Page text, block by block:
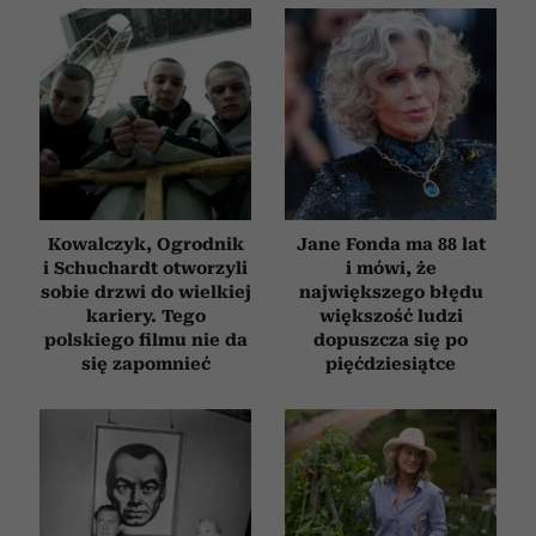
analizować ruch w naszej witrynie. Informacje o tym, jak
korzystasz z naszej witryny, udostępniamy partnerom
społecznościowym, reklamowym i analitycznym.
Partnerzy mogą połączyć te informacje z innymi danymi
otrzymanymi od Ciebie lub uzyskanymi podczas
korzystania z ich usług.
Kowalczyk, Ogrodnik
i Schuchardt otworzyli
sobie drzwi do wielkiej
kariery. Tego
polskiego filmu nie da
się zapomnieć
Jane Fonda ma 88 lat
i mówi, że
największego błędu
większość ludzi
dopuszcza się po
pięćdziesiątce